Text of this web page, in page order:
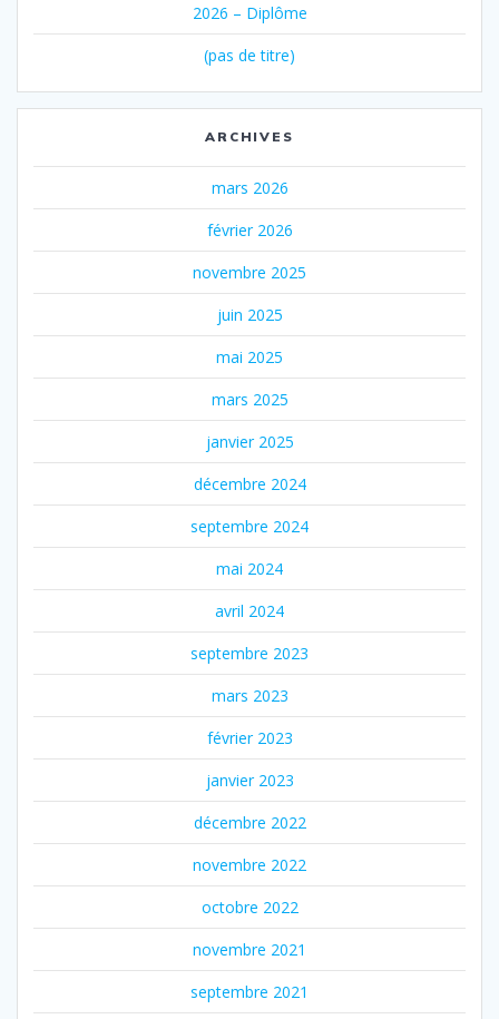
2026 – Diplôme
(pas de titre)
ARCHIVES
mars 2026
février 2026
novembre 2025
juin 2025
mai 2025
mars 2025
janvier 2025
décembre 2024
septembre 2024
mai 2024
avril 2024
septembre 2023
mars 2023
février 2023
janvier 2023
décembre 2022
novembre 2022
octobre 2022
novembre 2021
septembre 2021